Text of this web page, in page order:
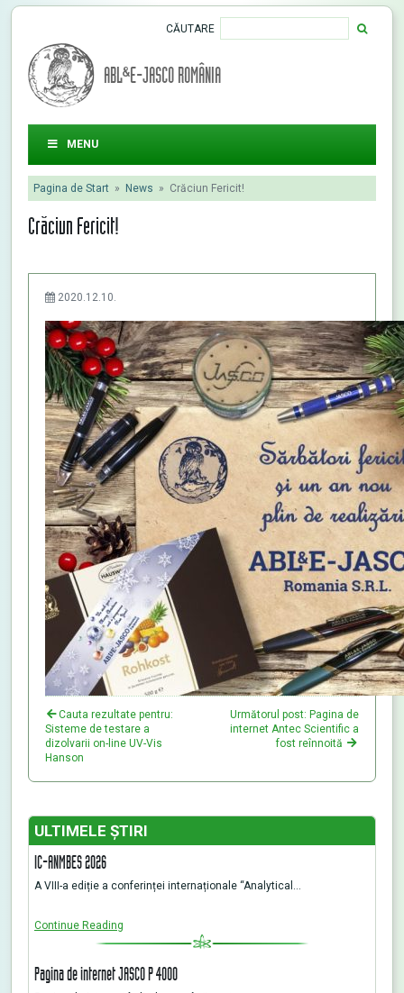
CĂUTARE
ABL&E-JASCO ROMÂNIA
MENU
Pagina de Start » News » Crăciun Fericit!
Crăciun Fericit!
2020.12.10.
Cauta rezultate pentru:
Sisteme de testare a
dizolvarii on-line UV-Vis
Hanson
Următorul post: Pagina de
internet Antec Scientific a
fost reînnoită
ULTIMELE ŞTIRI
IC-ANMBES 2026
A VIII-a ediție a conferinței internaționale “Analytical…
Continue Reading
Pagina de internet JASCO P 4000